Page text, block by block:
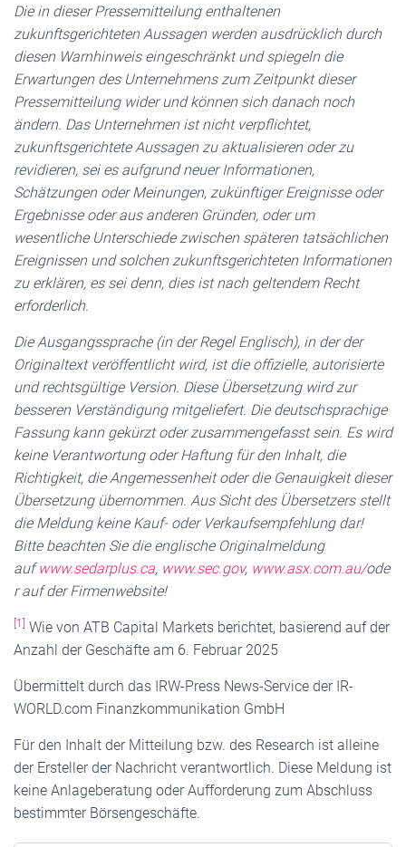
Die in dieser Pressemitteilung enthaltenen
zukunftsgerichteten Aussagen werden ausdrücklich durch
diesen Warnhinweis eingeschränkt und spiegeln die
Erwartungen des Unternehmens zum Zeitpunkt dieser
Pressemitteilung wider und können sich danach noch
ändern. Das Unternehmen ist nicht verpflichtet,
zukunftsgerichtete Aussagen zu aktualisieren oder zu
revidieren, sei es aufgrund neuer Informationen,
Schätzungen oder Meinungen, zukünftiger Ereignisse oder
Ergebnisse oder aus anderen Gründen, oder um
wesentliche Unterschiede zwischen späteren tatsächlichen
Ereignissen und solchen zukunftsgerichteten Informationen
zu erklären, es sei denn, dies ist nach geltendem Recht
erforderlich.
Die Ausgangssprache (in der Regel Englisch), in der der
Originaltext veröffentlicht wird, ist die offizielle, autorisierte
und rechtsgültige Version. Diese Übersetzung wird zur
besseren Verständigung mitgeliefert. Die deutschsprachige
Fassung kann gekürzt oder zusammengefasst sein. Es wird
keine Verantwortung oder Haftung für den Inhalt, die
Richtigkeit, die Angemessenheit oder die Genauigkeit dieser
Übersetzung übernommen. Aus Sicht des Übersetzers stellt
die Meldung keine Kauf- oder Verkaufsempfehlung dar!
Bitte beachten Sie die englische Originalmeldung
aufwww.sedarplus.ca, www.sec.gov, www.asx.com.au/ode
r auf der Firmenwebsite!
[1]
Wie von ATB Capital Markets berichtet, basierend auf der
Anzahl der Geschäfte am 6. Februar 2025
Übermittelt durch das IRW-Press News-Service der IR-
WORLD.com Finanzkommunikation GmbH
Für den Inhalt der Mitteilung bzw. des Research ist alleine
der Ersteller der Nachricht verantwortlich. Diese Meldung ist
keine Anlageberatung oder Aufforderung zum Abschluss
bestimmter Börsengeschäfte.